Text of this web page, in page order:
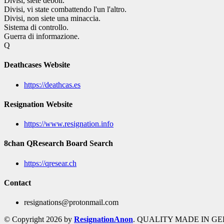
Divisi, vi state combattendo l'un l'altro.
Divisi, non siete una minaccia.
Sistema di controllo.
Guerra di informazione.
Q
Deathcases Website
https://deathcas.es
Resignation Website
https://www.resignation.info
8chan QResearch Board Search
https://qresear.ch
Contact
resignations@protonmail.com
© Copyright 2026 by ResignationAnon. QUALITY MADE IN